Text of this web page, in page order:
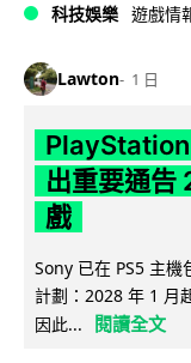
科技娛樂 遊戲情
Lawton 1 日
PlayStation
出重要通告
戲
Sony 已在 PS5 主
計劃：2028 年 1 月
因此...
閱讀全文